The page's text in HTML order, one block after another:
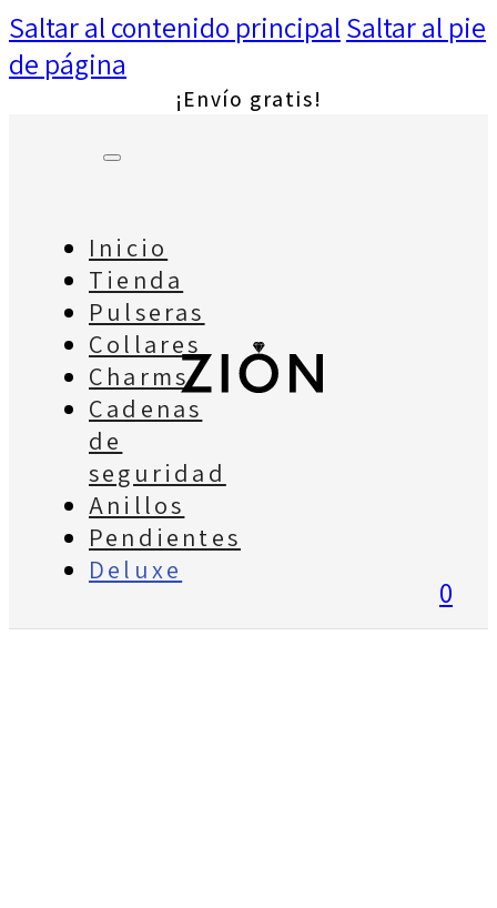
Saltar al contenido principalSaltar al pie
de página
¡Envío gratis!
Inicio
Tienda
Pulseras
Collares
Charms
Cadenas
de
seguridad
Anillos
Pendientes
Deluxe
0